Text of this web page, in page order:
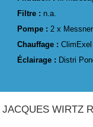
Filtre : n.a.
Pompe : 2 x
Chauffage :
Éclairage : Distri
JACQUES WIRTZ